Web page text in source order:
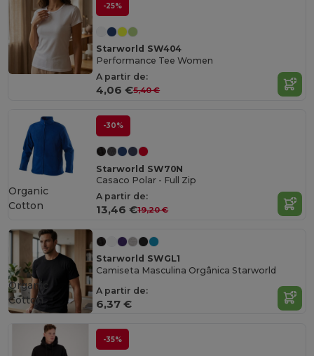
-25%
Starworld SW404
Performance Tee Women
A partir de:
4,06 €5,40 €
-30%
Starworld SW70N
Casaco Polar - Full Zip
A partir de:
13,46 €19,20 €
Organic
Cotton
Starworld SWGL1
Camiseta Masculina Orgânica Starworld
A partir de:
6,37 €
Organic
Cotton
-35%